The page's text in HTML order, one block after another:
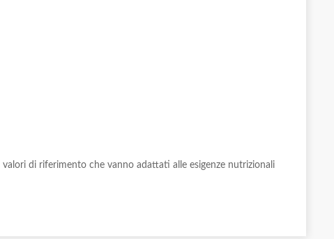
di riferimento che vanno adattati alle esigenze nutrizionali